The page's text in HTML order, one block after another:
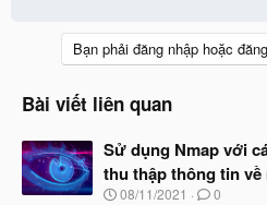
Bạn phải đăng nhập hoặc
Bài viết liên quan
Sử dụng Nmap với
thu thập thông tin về
N
08/11/2021 0